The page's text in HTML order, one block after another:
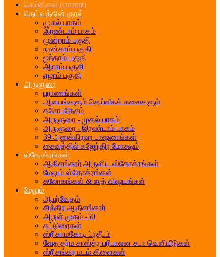
செய்திகள் (current)
தெய்வத்தின் குரல்
முதல் பாகம்
இரண்டாம் பாகம்
மூன்றாம் பகுதி
நான்காம் பகுதி
ஐந்தாம் பகுதி
ஆறாம் பகுதி
ஏழாம் பகுதி
அருளுரை
புராணங்கள்
ஆலயங்களும் தெய்வீகக் கலைகளும்
தசோபதேசம்
அருளுரை - முதல் பாகம்
அருளுரை - இரண்டாம் பாகம்
39 அனுக்கிரஹ பாஷணங்கள்
சைவத்தில் கஜேந்திர மோக்ஷம்
ஸ்தோத்ரங்கள்
ஆதிசங்கரர் அருளிய ஸ்தோத்ரங்கள்
மேலும் ஸ்தோத்ரங்கள்
சுலோகங்கள் & ஸத் விஷயங்கள்
மேலும்
ஆயுர்வேதம்
சித்திர ஆதிசங்கரர்
அருள் முகம் -50
கட்டுரைகள்
ஸ்ரீ காமகோடி ப்ரதீபம்
வேத தர்ம சாஸ்த்ர பரிபாலன சபா வெளியீடுகள்
ஸ்ரீ சங்கர மடம் கிளைகள்